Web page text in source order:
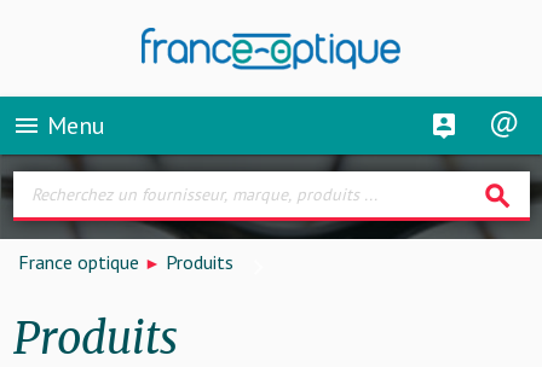
menu Menu
search
France optique Produits
Produits